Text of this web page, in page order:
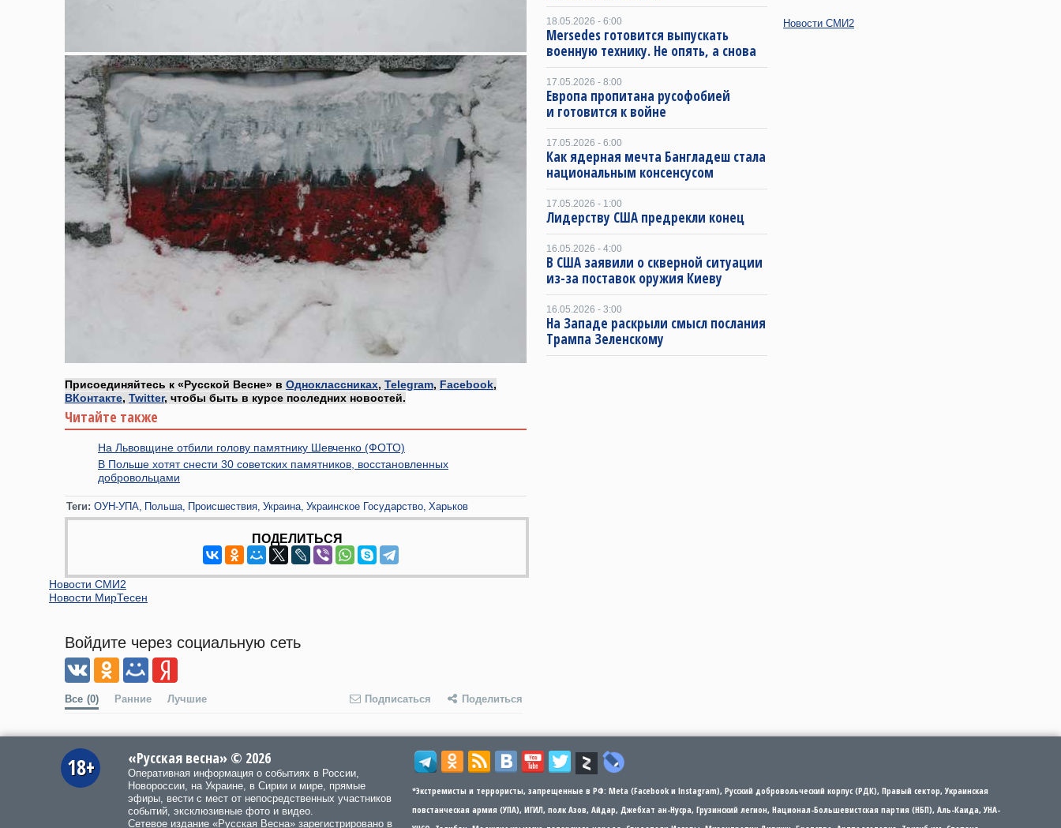
Присоединяйтесь к «Русской Весне» в Одноклассниках, Telegram, Facebook,
ВКонтакте, Twitter, чтобы быть в курсе последних новостей.
Читайте также
На Львовщине отбили голову памятнику Шевченко (ФОТО)
В Польше хотят снести 30 советских памятников, восстановленных
добровольцами
Теги: ОУН-УПА Польша Происшествия Украина Украинское Государство Харьков
ПОДЕЛИТЬСЯ
Новости СМИ2
Новости МирТесен
Войдите через социальную сеть
Все (0) Ранние Лучшие Подписаться Поделиться
18.05.2026 - 6:00
Mersedes готовится выпускать
военную технику. Не опять, а снова
17.05.2026 - 8:00
Европа пропитана русофобией
и готовится к войне
17.05.2026 - 6:00
Как ядерная мечта Бангладеш стала
национальным консенсусом
17.05.2026 - 1:00
Лидерству США предрекли конец
16.05.2026 - 4:00
В США заявили о скверной ситуации
из-за поставок оружия Киеву
16.05.2026 - 3:00
На Западе раскрыли смысл послания
Трампа Зеленскому
Новости СМИ2
18+ «Русская весна» © 2026
Оперативная информация о событиях в России,
Новороссии, на Украине, в Сирии и мире, прямые
эфиры, вести с мест от непосредственных участников
событий, эксклюзивные фото и видео.
Сетевое издание «Русская Весна» зарегистрировано в
*Экстремисты и террористы, запрещенные в РФ: Meta (Facebook и Instagram), Русский добровольческий корпус (РДК), Правый сектор, Украинская
повстанческая армия (УПА), ИГИЛ, полк Азов, Айдар, Джебхат ан-Нусра, Грузинский легион, Национал-Большевистская партия (НБП), Аль-Каида, УНА-